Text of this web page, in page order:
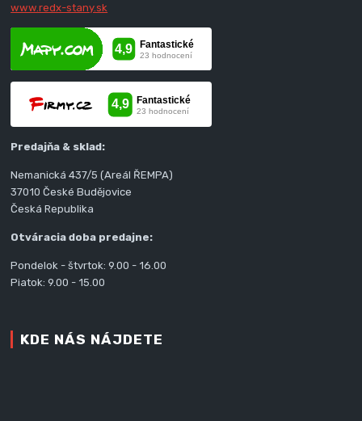
www.redx-stany.sk
Predajňa & sklad:
Nemanická 437/5 (Areál ŘEMPA)
37010 České Budějovice
Česká Republika
Otváracia doba predajne:
Pondelok - štvrtok: 9.00 - 16.00
Piatok: 9.00 - 15.00
KDE NÁS NÁJDETE